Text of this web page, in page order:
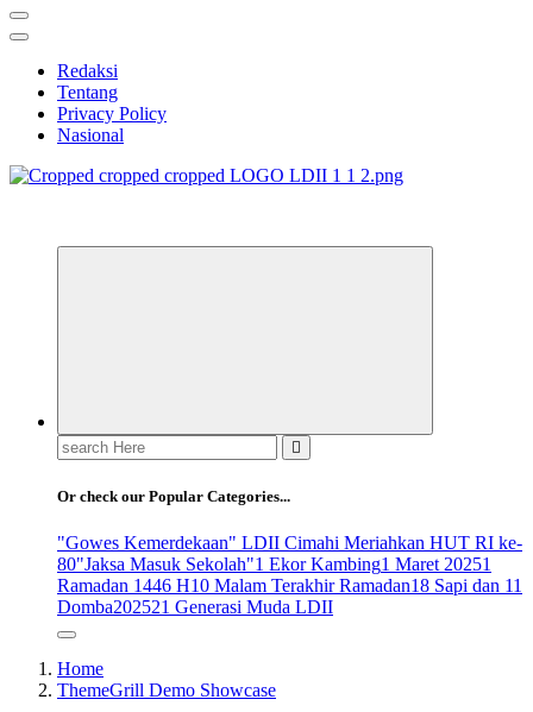
Redaksi
Tentang
Privacy Policy
Nasional
Search
for:
Or check our Popular Categories...
"Gowes Kemerdekaan" LDII Cimahi Meriahkan HUT RI ke-
80"Jaksa Masuk Sekolah"1 Ekor Kambing1 Maret 20251
Ramadan 1446 H10 Malam Terakhir Ramadan18 Sapi dan 11
Domba202521 Generasi Muda LDII
Home
ThemeGrill Demo Showcase